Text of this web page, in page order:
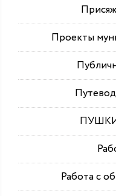
Проекты
Работа с